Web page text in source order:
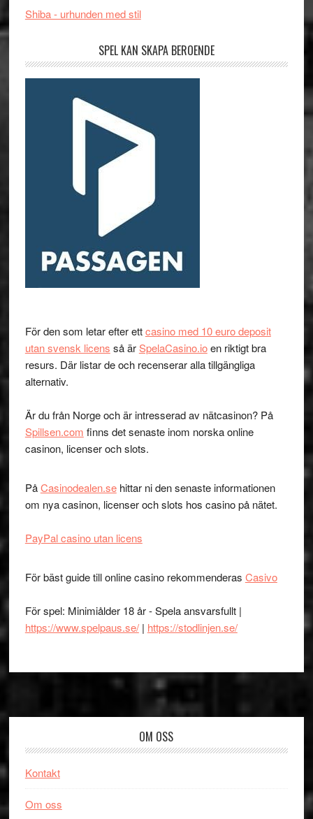
Shiba - urhunden med stil
SPEL KAN SKAPA BEROENDE
För den som letar efter ettcasino med 10 euro deposit
utan svensk licens så ärSpelaCasino.ioen riktigt bra
resurs. Där listar de och recenserar alla tillgängliga
alternativ.
Är du från Norge och är intresserad av nätcasinon? På
Spillsen.com finns det senaste inom norska online
casinon, licenser och slots.
PåCasinodealen.sehittar ni den senaste informationen
om nya casinon, licenser och slots hos casino på nätet.
PayPal casino utan licens
För bäst guide till online casino rekommenderas Casivo
För spel: Minimiålder 18 år - Spela ansvarsfullt |
https://www.spelpaus.se/| https://stodlinjen.se/
OM OSS
Kontakt
Om oss